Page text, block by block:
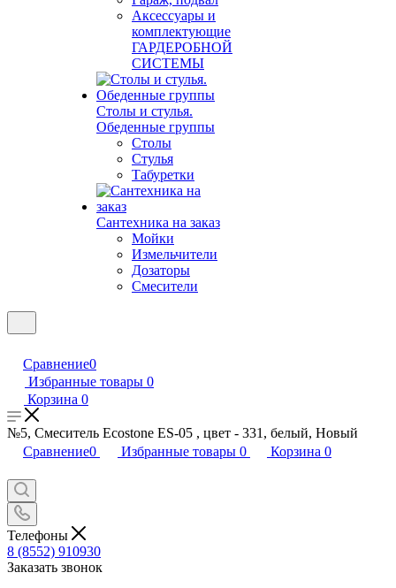
Аксессуары и
комплектующие
ГАРДЕРОБНОЙ
СИСТЕМЫ
Столы и стулья.
Обеденные группы
Столы
Стулья
Табуретки
Сантехника на заказ
Мойки
Измельчители
Дозаторы
Смесители
Сравнение0
Избранные товары 0
Корзина 0
№5, Смеситель Ecostone ES-05 , цвет - 331, белый, Новый
Сравнение0 Избранные товары 0 Корзина 0
Телефоны
8 (8552) 910930
Заказать звонок